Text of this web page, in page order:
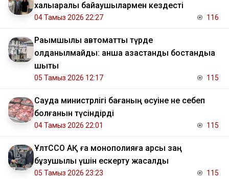
халықаралық байқаушылармен кездесті
04 Тамыз 2026 22:27 116
Рақымшылық автоматты түрде
қолданылмайды: қанша қазақстандық бостандыққа
шықты
05 Тамыз 2026 12:17 115
Сауда министрлігі бағаның өсуіне не себеп
болғанын түсіндірді
04 Тамыз 2026 22:01 115
ҰлтССО АҚ ға монополияға қарсы заң
бұзушылық үшін ескерту жасалды
05 Тамыз 2026 23:23 115